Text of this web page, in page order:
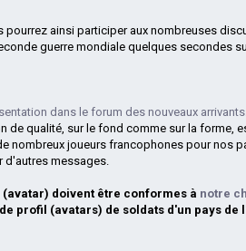
pourrez ainsi participer aux nombreuses
guerre mondiale quelques secondes
dans le forum des nouveaux arrivants
de qualité, sur le fond comme sur la forme,
nombreux joueurs francophones pour nos
d'autres messages.
doivent être conformes à notre
profil (avatars) de soldats d'un pays de